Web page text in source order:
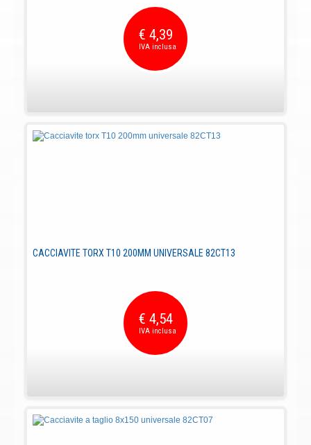
€ 4,39
CACCIAVITE TORX T10 200MM UNIVERSALE 82CT13
€ 4,54